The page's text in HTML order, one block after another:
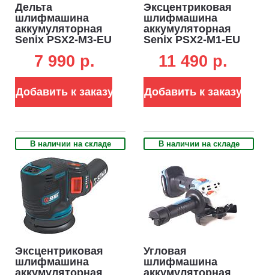
Дельта
шлифмашина
аккумуляторная
Senix PSX2-M3-EU
(PRC, 20В, 11 000
7 990 p.
Добавить к заказу
Эксцентриковая
шлифмашина
аккумуляторная
Senix PSX2-M1-EU
(PRC, BL 18V,
Ø125 мм, 1.4 кг)
11 490 p.
Добавить к заказу
В наличии на складе
Эксцентриковая
шлифмашина
аккумуляторная
В наличии на складе
Угловая
шлифмашина
аккумуляторная